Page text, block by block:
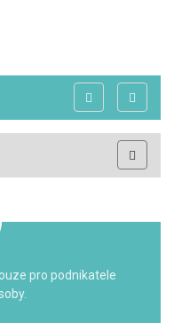
pro podnikatele